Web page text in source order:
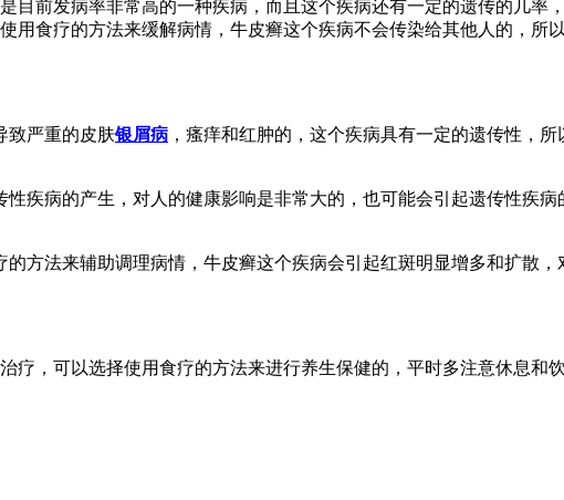
目前发病率非常高的一种疾病，而且这个疾病还有一定的遗传的几率
用食疗的方法来缓解病情，牛皮癣这个疾病不会传染给其他人的，所
致严重的皮肤银屑病 ，瘙痒和红肿的，这个疾病具有一定的遗传性，
疾病的产生，对人的健康影响是非常大的，也可能会引起遗传性疾
方法来辅助调理病情，牛皮癣这个疾病会引起红斑明显增多和扩散
疗，可以选择使用食疗的方法来进行养生保健的，平时多注意休息和